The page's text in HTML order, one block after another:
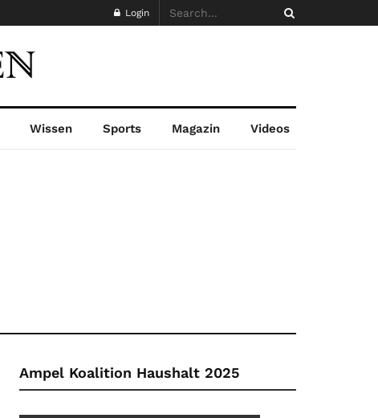
Login
Wissen Sports Magazin Videos
Ampel Koalition Haushalt 2025